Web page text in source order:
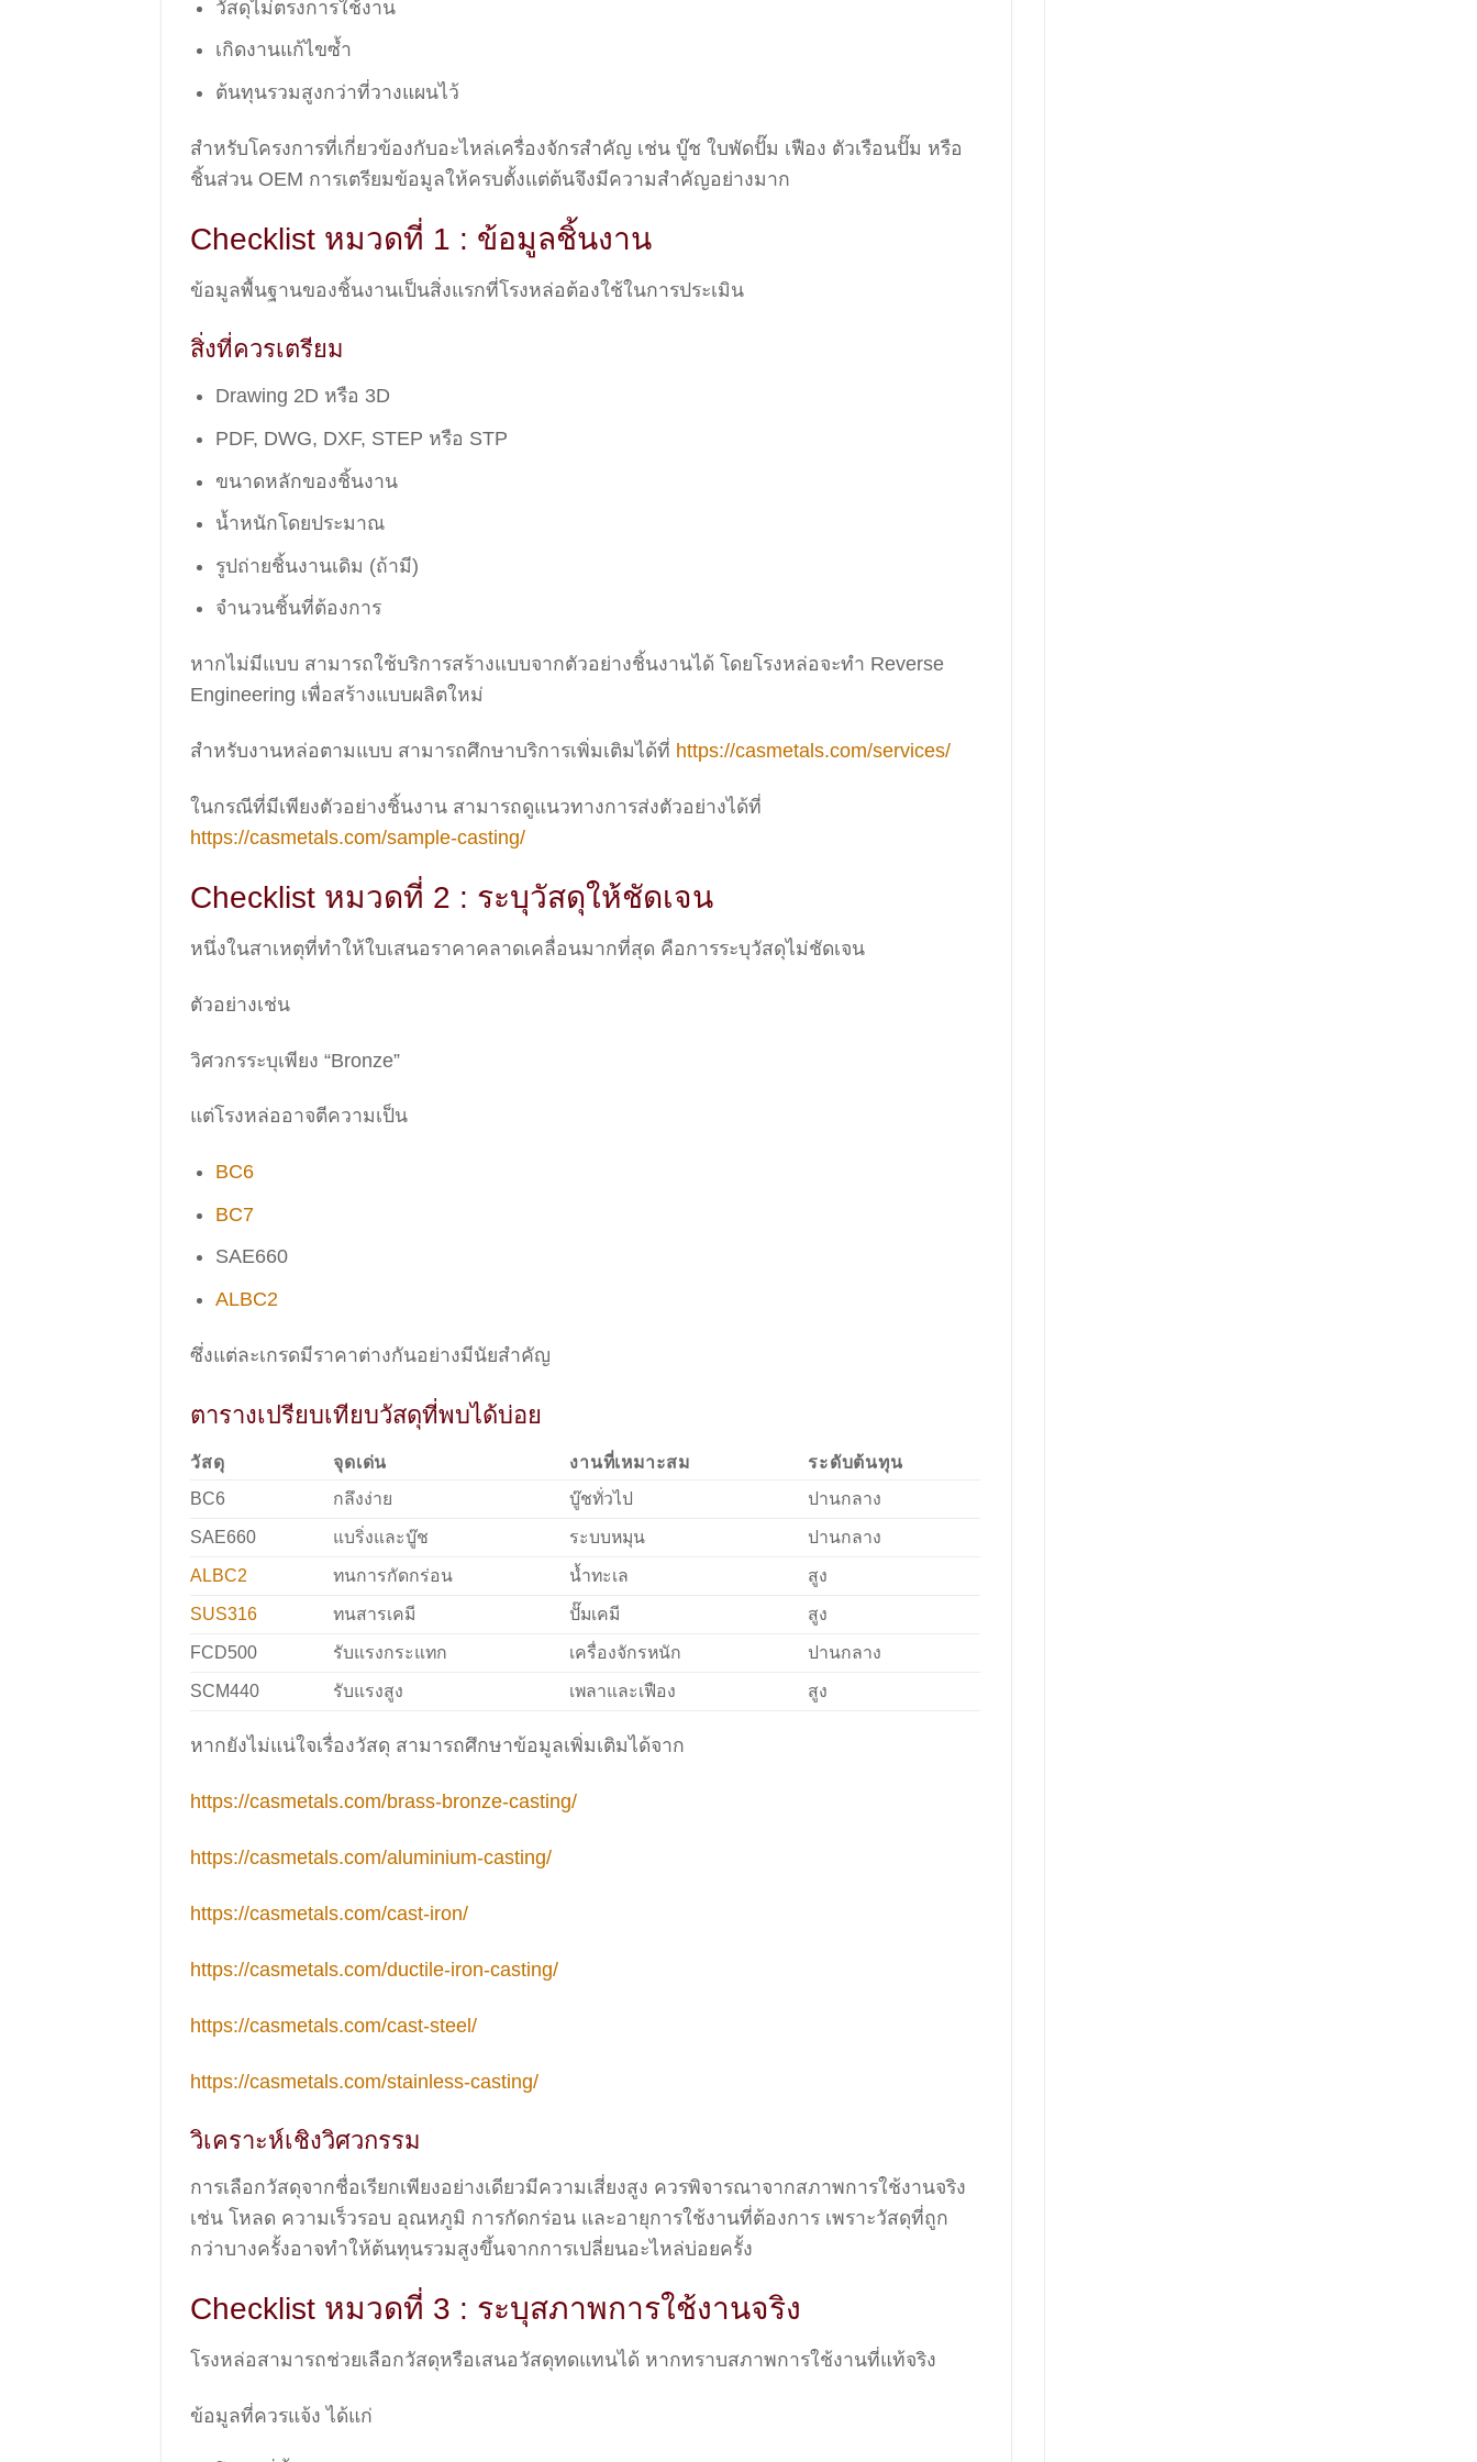
วัสดุไม่ตรงการใช้งาน
เกิดงานแก้ไขซ้ำ
ต้นทุนรวมสูงกว่าที่วางแผนไว้
สำหรับโครงการที่เกี่ยวข้องกับอะไหล่เครื่องจักรสำคัญ เช่น บู๊ช ใบพัดปั๊ม เฟือง ตัวเรือนปั๊ม หรือ
ชิ้นส่วน OEM การเตรียมข้อมูลให้ครบตั้งแต่ต้นจึงมีความสำคัญอย่างมาก
Checklist หมวดที่ 1 : ข้อมูลชิ้นงาน
ข้อมูลพื้นฐานของชิ้นงานเป็นสิ่งแรกที่โรงหล่อต้องใช้ในการประเมิน
สิ่งที่ควรเตรียม
Drawing 2D หรือ 3D
PDF, DWG, DXF, STEP หรือ STP
ขนาดหลักของชิ้นงาน
น้ำหนักโดยประมาณ
รูปถ่ายชิ้นงานเดิม (ถ้ามี)
จำนวนชิ้นที่ต้องการ
หากไม่มีแบบ สามารถใช้บริการสร้างแบบจากตัวอย่างชิ้นงานได้ โดยโรงหล่อจะทำ Reverse
Engineering เพื่อสร้างแบบผลิตใหม่
สำหรับงานหล่อตามแบบ สามารถศึกษาบริการเพิ่มเติมได้ที่ https://casmetals.com/services/
ในกรณีที่มีเพียงตัวอย่างชิ้นงาน สามารถดูแนวทางการส่งตัวอย่างได้ที่
https://casmetals.com/sample-casting/
Checklist หมวดที่ 2 : ระบุวัสดุให้ชัดเจน
หนึ่งในสาเหตุที่ทำให้ใบเสนอราคาคลาดเคลื่อนมากที่สุด คือการระบุวัสดุไม่ชัดเจน
ตัวอย่างเช่น
วิศวกรระบุเพียง “Bronze”
แต่โรงหล่ออาจตีความเป็น
BC6
BC7
SAE660
ALBC2
ซึ่งแต่ละเกรดมีราคาต่างกันอย่างมีนัยสำคัญ
ตารางเปรียบเทียบวัสดุที่พบได้บ่อย
วัสดุ จุดเด่น งานที่เหมาะสม
ระดับต้นทุน
BC6
กลึงง่าย บู๊ชทั่วไป ปานกลาง
SAE660 แบริ่งและบู๊ช ระบบหมุน ปานกลาง
ALBC2 ทนการกัดกร่อน น้ำทะเล สูง
SUS316 ทนสารเคมี ปั๊มเคมี สูง
FCD500 รับแรงกระแทก เครื่องจักรหนัก ปานกลาง
SCM440 รับแรงสูง เพลาและเฟือง สูง
หากยังไม่แน่ใจเรื่องวัสดุ สามารถศึกษาข้อมูลเพิ่มเติมได้จาก
https://casmetals.com/brass-bronze-casting/
https://casmetals.com/aluminium-casting/
https://casmetals.com/cast-iron/
https://casmetals.com/ductile-iron-casting/
https://casmetals.com/cast-steel/
https://casmetals.com/stainless-casting/
วิเคราะห์เชิงวิศวกรรม
การเลือกวัสดุจากชื่อเรียกเพียงอย่างเดียวมีความเสี่ยงสูง ควรพิจารณาจากสภาพการใช้งานจริง
เช่น โหลด ความเร็วรอบ อุณหภูมิ การกัดกร่อน และอายุการใช้งานที่ต้องการ เพราะวัสดุที่ถูก
กว่าบางครั้งอาจทำให้ต้นทุนรวมสูงขึ้นจากการเปลี่ยนอะไหล่บ่อยครั้ง
Checklist หมวดที่ 3 : ระบุสภาพการใช้งานจริง
โรงหล่อสามารถช่วยเลือกวัสดุหรือเสนอวัสดุทดแทนได้ หากทราบสภาพการใช้งานที่แท้จริง
ข้อมูลที่ควรแจ้ง ได้แก่